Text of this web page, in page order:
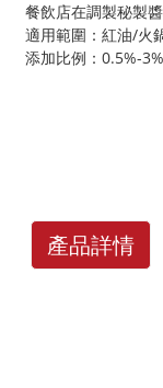
餐飲店在調製秘製
適用範圍：紅油/火
添加比例：0.5%-3%
產品詳情